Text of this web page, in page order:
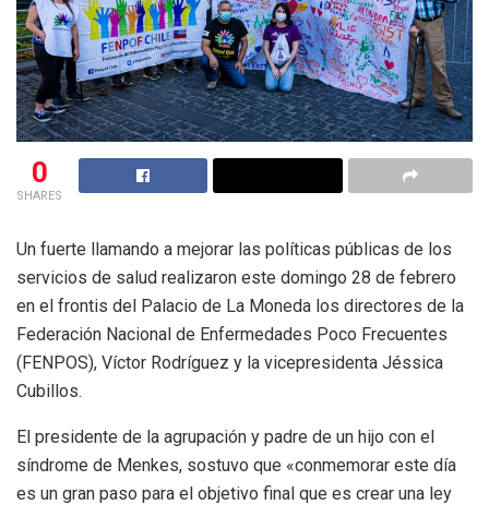
0
SHARES
Un fuerte llamando a mejorar las políticas públicas de los
servicios de salud realizaron este domingo 28 de febrero
en el frontis del Palacio de La Moneda los directores de la
Federación Nacional de Enfermedades Poco Frecuentes
(FENPOS), Víctor Rodríguez y la vicepresidenta Jéssica
Cubillos.
El presidente de la agrupación y padre de un hijo con el
síndrome de Menkes, sostuvo que «conmemorar este día
es un gran paso para el objetivo final que es crear una ley